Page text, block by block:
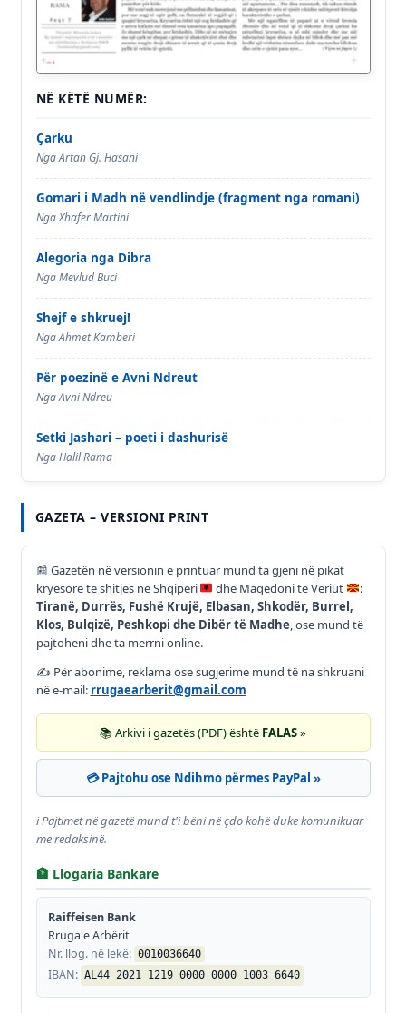
NË KËTË NUMËR:
Çarku
Nga Artan Gj. Hasani
Gomari i Madh në vendlindje (fragment nga romani)
Nga Xhafer Martini
Alegoria nga Dibra
Nga Mevlud Buci
Shejf e shkruej!
Nga Ahmet Kamberi
Për poezinë e Avni Ndreut
Nga Avni Ndreu
Setki Jashari – poeti i dashurisë
Nga Halil Rama
GAZETA – VERSIONI PRINT
📰 Gazetën në versionin e printuar mund ta gjeni në pikat
kryesore të shitjes në Shqipëri
dhe Maqedoni të Veriut
:
Tiranë, Durrës, Fushë Krujë, Elbasan, Shkodër, Burrel,
Klos, Bulqizë, Peshkopi dhe Dibër të Madhe , ose mund të
pajtoheni dhe ta merrni online.
✍️ Për abonime, reklama ose sugjerime mund të na shkruani
në e-mail: rrugaearberit@gmail.com
📚 Arkivi i gazetës (PDF) është FALAS»
💳 Pajtohu ose Ndihmo përmes PayPal »
ℹ️ Pajtimet në gazetë mund t'i bëni në çdo kohë duke komunikuar
me redaksinë.
🏦 Llogaria Bankare
Raiffeisen Bank
Rruga e Arbërit
Nr. llog. në lekë: 0010036640
IBAN: AL44 2021 1219 0000 0000 1003 6640